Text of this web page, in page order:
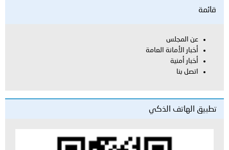
قائمة
عن المجلس
أخبار الأمانة العامة
أخبار أمنية
اتصل بنا
تطبيق الهاتف الذكي